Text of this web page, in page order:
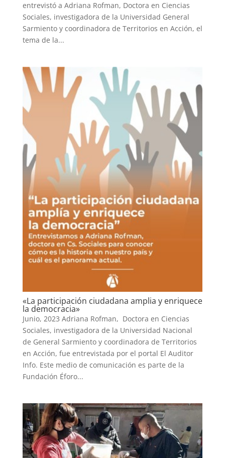
entrevistó a Adriana Rofman, Doctora en Ciencias
Sociales, investigadora de la Universidad General
Sarmiento y coordinadora de Territorios en Acción, el
tema de la...
«La participación ciudadana amplia y enriquece
la democracia»
Junio, 2023 Adriana Rofman, Doctora en Ciencias
Sociales, investigadora de la Universidad Nacional
de General Sarmiento y coordinadora de Territorios
en Acción, fue entrevistada por el portal El Auditor
Info. Este medio de comunicación es parte de la
Fundación Éforo...